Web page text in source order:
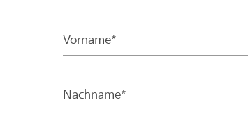
Vorname*
Nachname*